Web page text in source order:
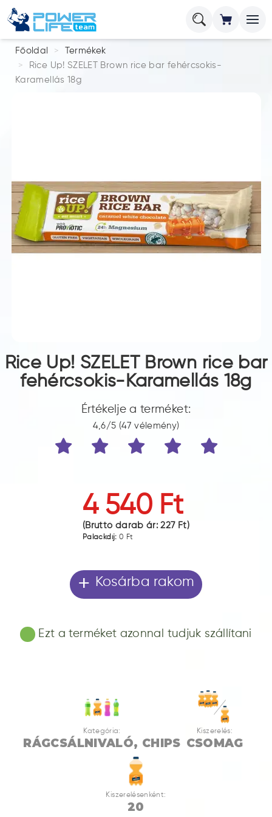
Főoldal
Termékek
Rice Up! SZELET Brown rice bar fehércsokis-
Karamellás 18g
Rice Up! SZELET Brown rice bar
fehércsokis-Karamellás 18g
Értékelje a terméket:
4,6/5 (47 vélemény)
4 540 Ft
(Bruttó darab ár:227 Ft)
Palackdíj: 0 Ft
+ Kosárba rakom
Ezt a terméket azonnal tudjuk szállítani
Kategória:
RÁGCSÁLNIVALÓ, CHIPS
Kiszerelés:
CSOMAG
Kiszerelésenként:
20